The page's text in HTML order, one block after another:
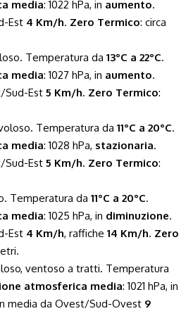
media: 1022 hPa, in aumento.
Est 4 Km/h. Zero Termico: circa
Temperatura da 13°C a 22°C.
media: 1027 hPa, in aumento.
Sud-Est 5 Km/h. Zero Termico:
Temperatura da 11°C a 20°C.
media: 1028 hPa, stazionaria.
Sud-Est 5 Km/h. Zero Termico:
Temperatura da 11°C a 20°C.
media: 1025 hPa, in diminuzione.
Est 4 Km/h, raffiche 14 Km/h. Zero
ventoso a tratti. Temperatura
atmosferica media: 1021 hPa, in
media da Ovest/Sud-Ovest 9